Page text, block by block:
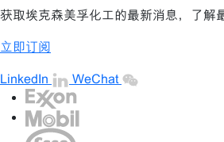
获取埃克森美孚化工的最新消息，了解
立即订阅
LinkedIn WeChat